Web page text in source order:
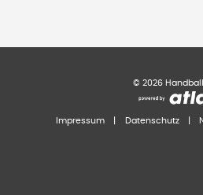
© 2026
Impressum Datenschutz